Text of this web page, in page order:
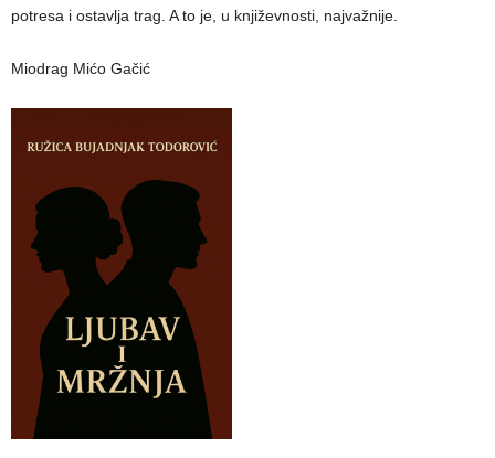
potresa i ostavlja trag. A to je, u književnosti, najvažnije.
Miodrag Mićo Gačić